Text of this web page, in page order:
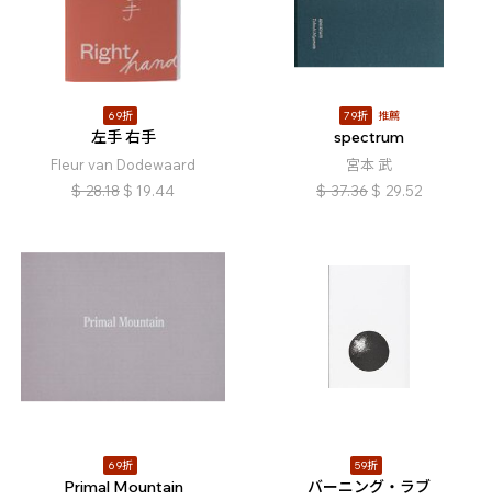
69折
左手 右手
Fleur van Dodewaard
$ 28.18 $ 19.44
79折 推薦
spectrum
宮本 武
$ 37.36 $ 29.52
69折
Primal Mountain
59折
バーニング・ラブ